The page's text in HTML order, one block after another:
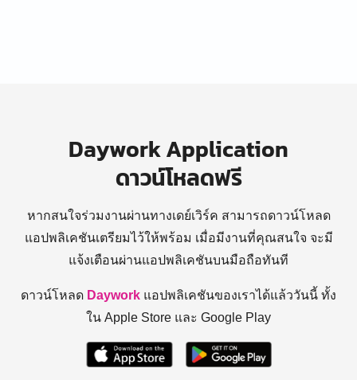
Daywork Application
ดาวน์โหลดฟรี
หากสนใจร่วมงานผ่านทางเดย์เวิร์ค สามารถดาวน์โหลด
แอปพลิเคชันเตรียมไว้ให้พร้อม เมื่อมีงานที่คุณสนใจ จะมี
แจ้งเตือนผ่านแอปพลิเคชันบนมือถือทันที
ดาวน์โหลด Daywork แอปพลิเคชันของเราได้แล้ววันนี้ ทั้ง
ใน Apple Store และ Google Play